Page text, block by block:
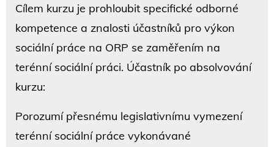
Cílem kurzu je prohloubit specifické odborné
kompetence a znalosti účastníků pro výkon
sociální práce na ORP se zaměřením na
terénní sociální práci. Účastník po absolvování
kurzu:
Porozumí přesnému legislativnímu vymezení
terénní sociální práce vykonávané